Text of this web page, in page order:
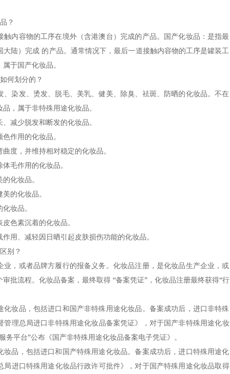
？
内容物的工序在境外（含港澳台）完成的产品。国产化妆品：是指最
陆）完成 的产品。通常情况下，最后一道接触内容物的工序是罐装工
于国产化妆品。
何划分的？
染发、烫发、脱毛、美乳、健美、除臭、祛斑、防晒的化妆品。不在
，属于非特殊用途化妆品。
少脱发和断发的化妆品。
作用的化妆品。
，并维持相对稳定的化妆品。
毛作用的化妆品。
化妆品。
的化妆品。
妆品。
色素沉着的化妆品。
、减轻因日晒引起皮肤损伤功能的化妆品。
别？
，或者品牌方履行的报备义务。化妆品注册，是化妆品生产企业，或
批流程。化妆品备案，最终取得 “备案凭证”，化妆品注册最终获得“行
妆品，包括进口和国产非特殊用途化妆品。备案成功后，进口非特殊
管理总局进口非特殊用途化妆品备案凭证》，对于国产非特殊用途化妆
平台”公布《国产非特殊用途化妆品备案电子凭证》。
品，包括进口和国产特殊用途化妆品。备案成功后，进口特殊用途化
进口特殊用途化妆品行政许可批件》，对于国产特殊用途化妆品取得